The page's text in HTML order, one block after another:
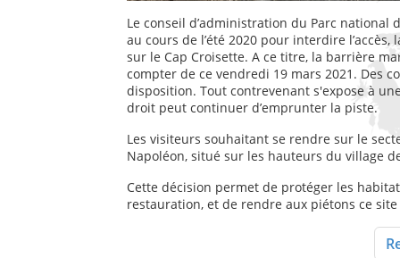
Le conseil d’administration du Parc national
au cours de l’été 2020 pour interdire
sur le Cap Croisette. A ce titre, la barrière
compter de ce vendredi 19 mars 2021. Des
disposition. Tout contrevenant s'expose à
droit peut continuer d’emprunter la piste.
Les visiteurs souhaitant se rendre sur le
Napoléon, situé sur les hauteurs du village
Cette décision permet de protéger les
restauration, et de rendre aux piétons ce